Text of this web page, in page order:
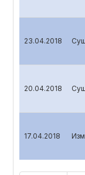
23.04.2018
20.04.2018
17.04.2018